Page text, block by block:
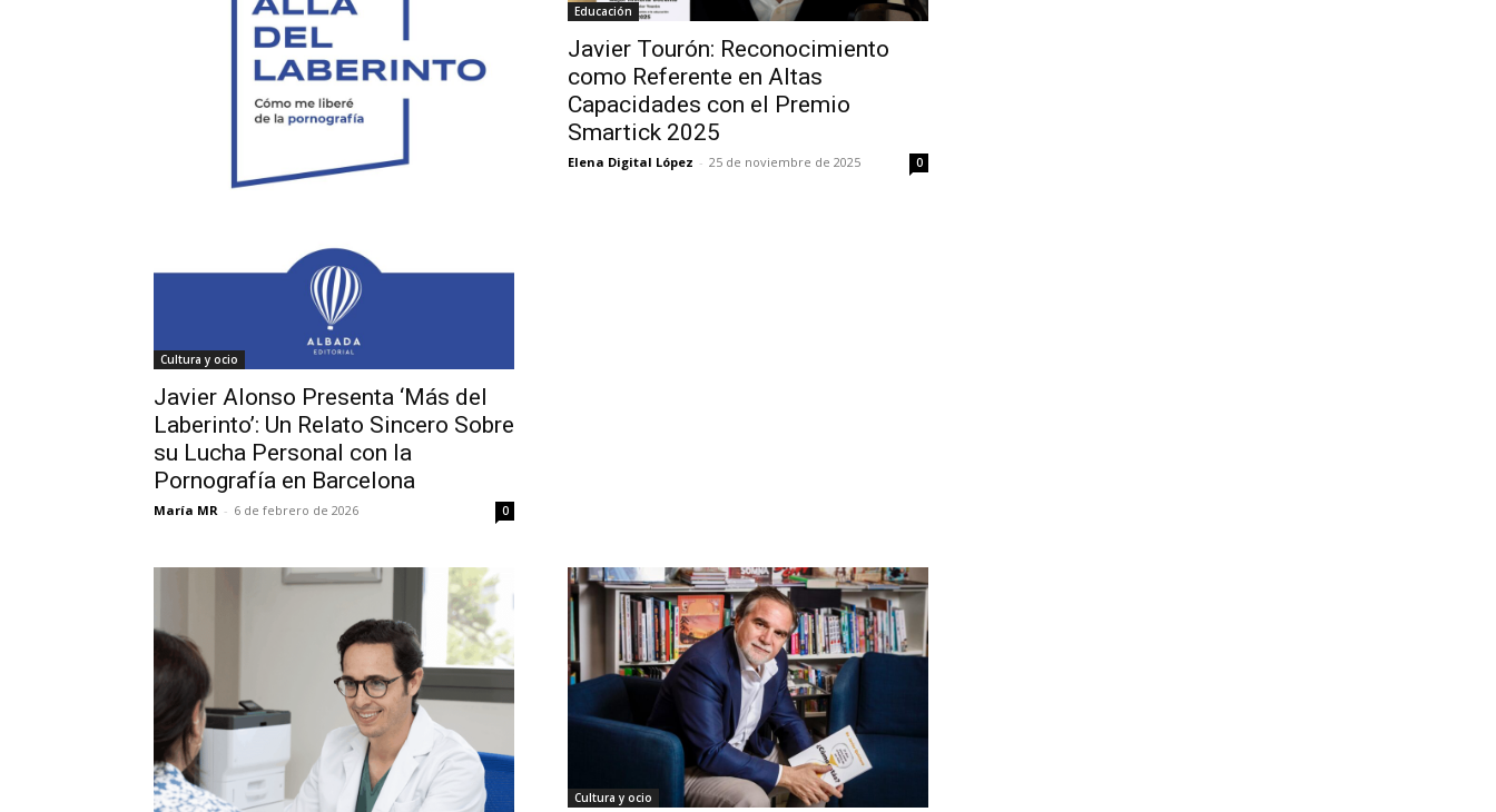
Cultura y ocio
Javier Alonso Presenta ‘Más del
Laberinto’: Un Relato Sincero Sobre
su Lucha Personal con la
Pornografía en Barcelona
María MR - 6 de febrero de 2026 0
Educación
Javier Tourón: Reconocimiento
como Referente en Altas
Capacidades con el Premio
Smartick 2025
Elena Digital López - 25 de noviembre de 2025 0
Cultura y ocio